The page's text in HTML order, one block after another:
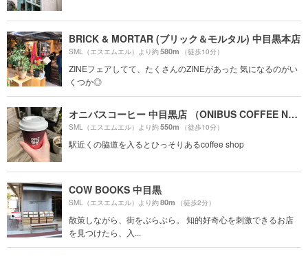
BRICK & MORTAR (ブリック＆モルタル) 中目黒本店
SML（エスエムエル）より約580m （徒歩10分）
ZINEフェアしてて、たくさんのZINEがあった 気になるのがい
くつか◎
オニバスコーヒー 中目黒店 （ONIBUS COFFEE NAKAMEGURO）
SML（エスエムエル）より約550m （徒歩10分）
駅近くの脇道を入るとひっそりあるcoffee shop
COW BOOKS 中目黒
SML（エスエムエル）より約80m （徒歩2分）
散策しながら、街をぶらぶら。 知的好奇心を刺激できるお店
を見つけたら、入...